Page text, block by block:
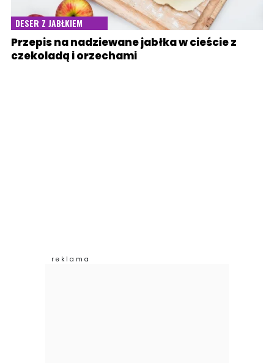
DESER Z JABŁKIEM
Przepis na nadziewane jabłka w cieście z
czekoladą i orzechami